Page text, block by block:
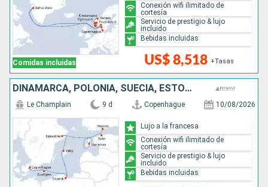
Comidas incluidas US$ 8,518 +Tasas
Conexión wifi ilimitado de
cortesía
Servicio de prestigio & lujo
incluido
Bebidas incluidas
DINAMARCA, POLONIA, SUECIA, ESTONIA, FINLANDIA
Le Champlain 9 d Copenhague 10/08/2026
Lujo a la francesa
Conexión wifi ilimitado de
cortesía
Servicio de prestigio & lujo
incluido
Bebidas incluidas